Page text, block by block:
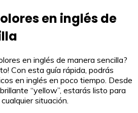
en inglés de
en inglés de manera sencilla?
Con esta guía rápida, podrás
en inglés en poco tiempo. Desde
“yellow”, estarás listo para
situación.